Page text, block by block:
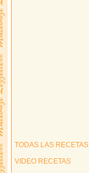
TODAS LAS RECETAS
VIDEO RECETAS